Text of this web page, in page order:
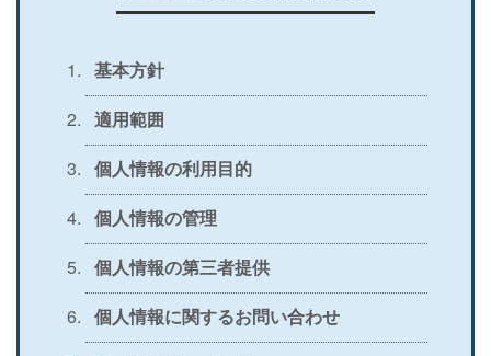
基本方針
適用範囲
個人情報の利用目的
個人情報の管理
個人情報の第三者提供
個人情報に関するお問い合わせ